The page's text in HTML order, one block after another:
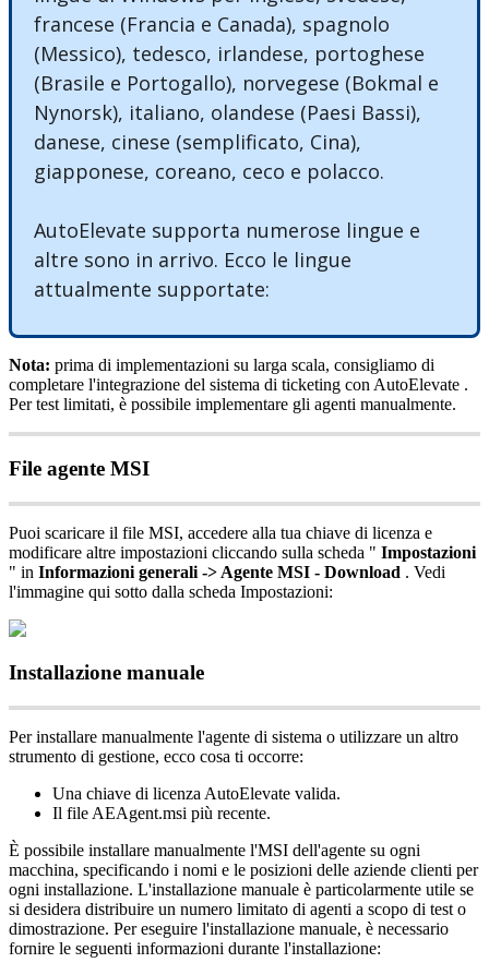
francese (Francia e Canada), spagnolo
(Messico), tedesco, irlandese, portoghese
(Brasile e Portogallo), norvegese (Bokmal e
Nynorsk), italiano, olandese (Paesi Bassi),
danese, cinese (semplificato, Cina),
giapponese, coreano, ceco e polacco.
AutoElevate supporta numerose lingue e
altre sono in arrivo. Ecco le lingue
attualmente supportate:
Nota: prima di implementazioni su larga scala, consigliamo di
completare l'integrazione del sistema di ticketing con AutoElevate .
Per test limitati, è possibile implementare gli agenti manualmente.
File agente MSI
Puoi scaricare il file MSI, accedere alla tua chiave di licenza e
modificare altre impostazioni cliccando sulla scheda " Impostazioni
" in Informazioni generali -> Agente MSI - Download . Vedi
l'immagine qui sotto dalla scheda Impostazioni:
Installazione manuale
Per installare manualmente l'agente di sistema o utilizzare un altro
strumento di gestione, ecco cosa ti occorre:
Una chiave di licenza AutoElevate valida.
Il file AEAgent.msi più recente.
È possibile installare manualmente l'MSI dell'agente su ogni
macchina, specificando i nomi e le posizioni delle aziende clienti per
ogni installazione. L'installazione manuale è particolarmente utile se
si desidera distribuire un numero limitato di agenti a scopo di test o
dimostrazione. Per eseguire l'installazione manuale, è necessario
fornire le seguenti informazioni durante l'installazione: